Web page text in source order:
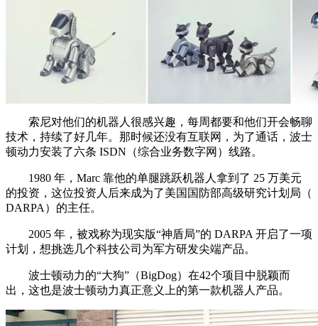
索尼对他们的机器人很感兴趣，每周都要和他们开会畅聊
技术，持续了好几年。那时候还没有互联网，为了通话，波士
顿动力安装了六条 ISDN（综合业务数字网）线路。
1980 年，Marc 靠他的单腿跳跃机器人拿到了 25 万美元
的投资，这位投资人后来成为了美国国防部高级研究计划局（
DARPA）的主任。
2005 年，被戏称为现实版“神盾局”的 DARPA 开启了一项
计划，想挑选几个科技公司为军方研发尖端产品。
波士顿动力的“大狗”（BigDog）在42个项目中脱颖而
出，这也是波士顿动力真正意义上的第一款机器人产品。